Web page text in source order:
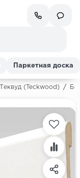
Паркетная доска
Теквуд (Teckwood) /